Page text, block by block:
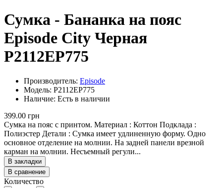
Сумка - Бананка на пояс
Episode City Черная
P2112EP775
Производитель: Episode
Модель: P2112EP775
Наличие: Есть в наличии
399.00 грн
Сумка на пояс с принтом. Материал : Коттон Подклада :
Полиэстер Детали : Сумка имеет удлиненную форму. Одно
основное отделение на молнии. На задней панели врезной
карман на молнии. Несъемный регули...
В закладки
В сравнение
Количество